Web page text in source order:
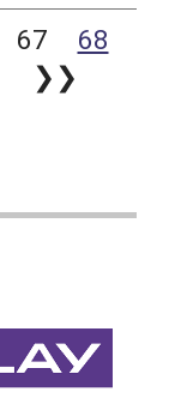
67
68
❯❯